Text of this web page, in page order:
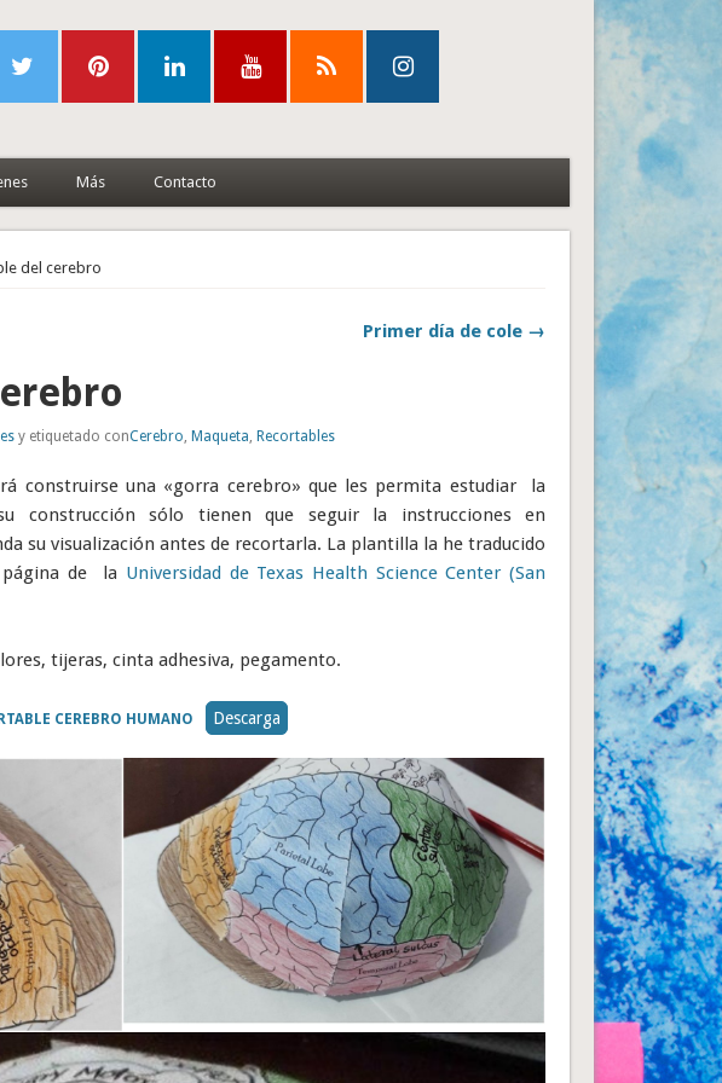
Más Contacto
del cerebro
Primer día de cole →
y etiquetado conCerebro,Maqueta,Recortables
construirse una «gorra cerebro» que les permita estudiar la
construcción sólo tienen que seguir la instrucciones en
su visualización antes de recortarla. La plantilla la he traducido
de la Universidad de Texas Health Science Center (San
tijeras, cinta adhesiva, pegamento.
CEREBRO HUMANO Descarga